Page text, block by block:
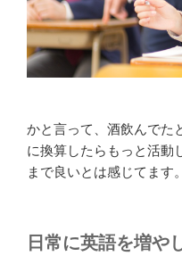
かと言って、酒飲んでた
に換算したらもっと活動
まで良いとは感じてます。
日常に英語を増や